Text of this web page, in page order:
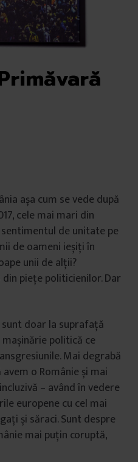
așa cum se vede după
cele mai mari din
de unitate pe
de oameni ieșiți în
unii de alții?
piețe politicienilor. Dar
doar la suprafață
politică ce
Mai degrabă
o Românie și mai
– având în vedere
europene cu cel mai
și săraci. Sunt despre
mai puțin coruptă,